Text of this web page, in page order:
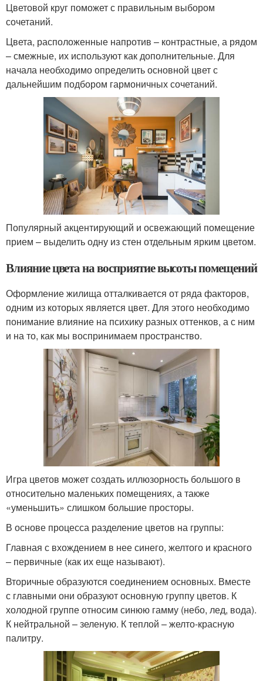
Цветовой круг поможет с правильным выбором
сочетаний.
Цвета, расположенные напротив – контрастные, а рядом
– смежные, их используют как дополнительные. Для
начала необходимо определить основной цвет с
дальнейшим подбором гармоничных сочетаний.
Популярный акцентирующий и освежающий помещение
прием – выделить одну из стен отдельным ярким цветом.
Влияние цвета на восприятие высоты помещений
Оформление жилища отталкивается от ряда факторов,
одним из которых является цвет. Для этого необходимо
понимание влияние на психику разных оттенков, а с ним
и на то, как мы воспринимаем пространство.
Игра цветов может создать иллюзорность большого в
относительно маленьких помещениях, а также
«уменьшить» слишком большие просторы.
В основе процесса разделение цветов на группы:
Главная с вхождением в нее синего, желтого и красного
– первичные (как их еще называют).
Вторичные образуются соединением основных. Вместе
с главными они образуют основную группу цветов. К
холодной группе относим синюю гамму (небо, лед, вода).
К нейтральной – зеленую. К теплой – желто-красную
палитру.